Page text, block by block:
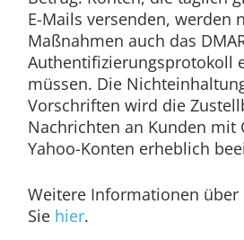
E-Mails versenden, werden
Maßnahmen auch das
Authentifizierungsprotokoll
müssen. Die
Vorschriften wird die
Nachrichten an Kunden mit
Yahoo-Konten erheblich
Weitere Informationen über
Sie hier.